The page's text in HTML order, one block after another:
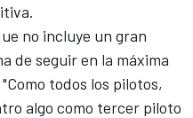
no incluye un gran
de seguir en la máxima
todos los pilotos,
algo como tercer piloto